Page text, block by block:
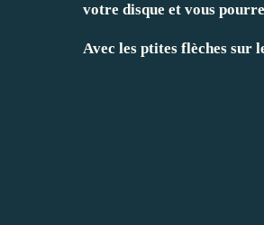
votre disque et vous
Avec les ptites flèches sur